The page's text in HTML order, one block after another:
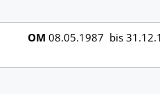
OM 08.05.1987 bis